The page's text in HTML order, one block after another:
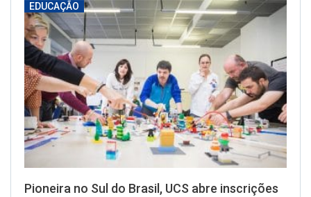
EDUCAÇÃO
Pioneira no Sul do Brasil, UCS abre inscrições